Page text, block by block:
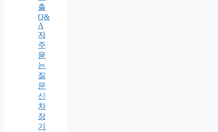
출
Q&
A
자
주
묻
는
질
문
신
차
장
기